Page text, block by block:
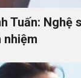
Tuấn: Nghệ
nhiệm